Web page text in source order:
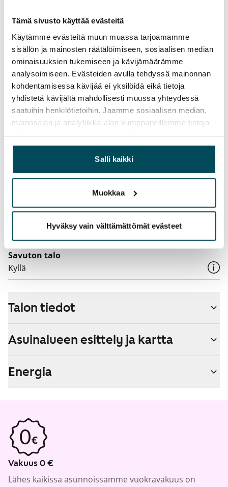
Tämä sivusto käyttää evästeitä
Käytämme evästeitä muun muassa tarjoamamme
sisällön ja mainosten räätälöimiseen, sosiaalisen median
ominaisuuksien tukemiseen ja kävijämäärämme
analysoimiseen. Evästeiden avulla tehdyssä mainonnan
kohdentamisessa kävijää ei yksilöidä eikä tietoja
yhdistetä kävijältä mahdollisesti muussa yhteydessä
saatuihin henkilötietoihin. Jaamme sosiaalisen median,
mainosalan ja analytiikka-alan kumppaneillemme tietoja
yhdistää näitä tietoja muihin tietoihin, joita olet antanut
heille tai joita on kerätty, kun olet käyttänyt heidän
palvelujaan.
Salli kaikki
Muokkaa
Hyväksy vain välttämättömät evästeet
Vuokravakuus
0 €, (yrityksille min. 1 kk vuokra)
Kotivakuutus
Pakollinen, ei sisälly vuokraan
Vesimaksu
27 €/hlö/kk
Sähkömaksu
Vuokralainen solmii itse sähkösopimuksen.
Vuokraan sisältyy 10 M laajakaistaliittymä. Voit hankkia
operaattoriin DNA/Welho.
Lemmikit sallittu
Savuton talo
Kyllä
Talon tiedot
Asuinalueen esittely ja kartta
Energia
Vakuus 0 €
Lähes kaikissa asunnoissamme vuokravakuus on